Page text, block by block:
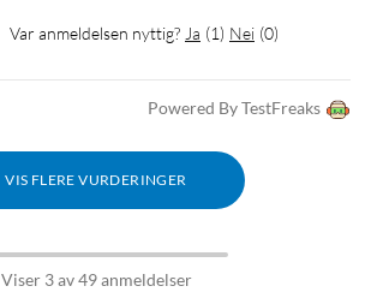
Var anmeldelsen nyttig? Ja (1) Nei (0)
Powered By TestFreaks
VIS FLERE VURDERINGER
Viser 3 av 49 anmeldelser